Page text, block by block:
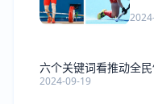
六个关键词看推动全
2024-09-19